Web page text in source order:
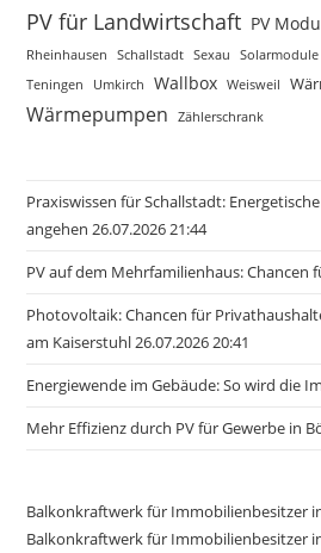
PV für Landwirtschaft PV
Rheinhausen
Schallstadt Sexau Solarmodule
Teningen
Umkirch Wallbox Weisweil
Wärmepumpen Zählerschrank
Praxiswissen für Schallstadt:
angehen 26.07.2026 21:44
PV auf dem Mehrfamilienhaus: Chancen
Photovoltaik: Chancen für
am Kaiserstuhl 26.07.2026 20:41
Energiewende im Gebäude: So wird die
Mehr Effizienz durch PV für Gewerbe in
Balkonkraftwerk für Immobilienbesitzer
Balkonkraftwerk für Immobilienbesitzer